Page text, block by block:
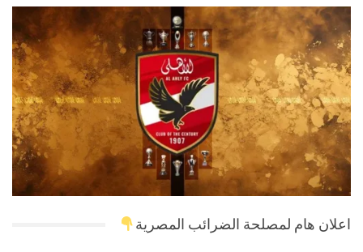
اعلان هام لمصلحة الضرائب المصرية